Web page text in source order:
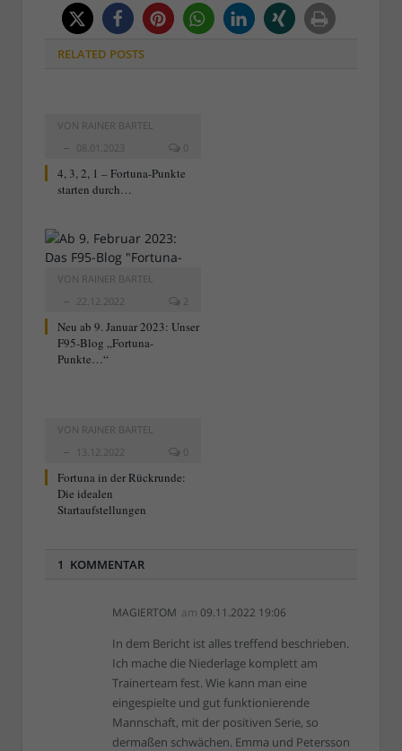
RELATED POSTS
VON RAINER BARTEL
08.01.2023
0
4, 3, 2, 1 – Fortuna-Punkte
starten durch…
VON RAINER BARTEL
22.12.2022
2
Neu ab 9. Januar 2023: Unser
F95-Blog „Fortuna-
Punkte…“
VON RAINER BARTEL
13.12.2022
0
Fortuna in der Rückrunde:
Die idealen
Startaufstellungen
1 KOMMENTAR
MAGIERTOM am 09.11.2022 19:06
In dem Bericht ist alles treffend beschrieben.
Ich mache die Niederlage komplett am
Trainerteam fest. Wie kann man eine
eingespielte und gut funktionierende
Mannschaft, mit der positiven Serie, so
dermaßen schwächen. Emma und Petersson